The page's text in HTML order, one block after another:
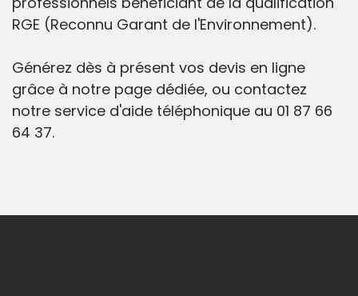
RGE (Reconnu Garant de l'Environnement).
Générez dès à présent vos devis en ligne
grâce à notre page dédiée, ou contactez
notre service d'aide téléphonique au 01 87 66
64 37.